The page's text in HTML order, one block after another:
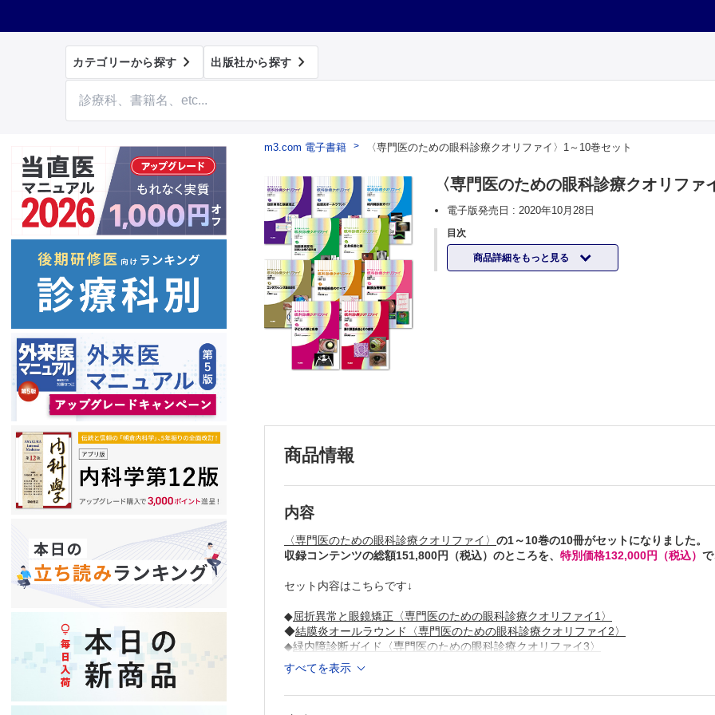
カテゴリーから探す  出版社から探す 
m3.com 電子書籍 〈専門医のための眼科診療クオリファイ〉1～10巻セット
〈専門医のための眼科診療クオリファ
電子版発売日 :2020年10月28日
目次
商品詳細をもっと見る
商品情報
内容
〈専門医のための眼科診療クオリファイ〉 の1～10巻の10冊がセットになりました。
収録コンテンツの総額151,800円（税込）のところを、 特別価格132,000円（税込） で
セット内容はこちらです↓
◆屈折異常と眼鏡矯正〈専門医のための眼科診療クオリファイ1〉
◆結膜炎オールラウンド〈専門医のための眼科診療クオリファイ2〉
◆緑内障診断ガイド〈専門医のための眼科診療クオリファイ3〉
◆
加齢黄斑変性：診断と治療の最先端〈専門医のための眼科診療クオリファイ4〉
◆
全身疾患と眼〈専門医のための眼科診療クオリファイ5〉
すべてを表示